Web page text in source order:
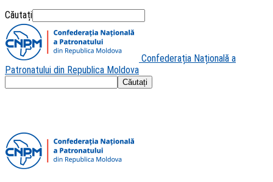
Căutați
Confederația Națională a
Patronatului din Republica Moldova